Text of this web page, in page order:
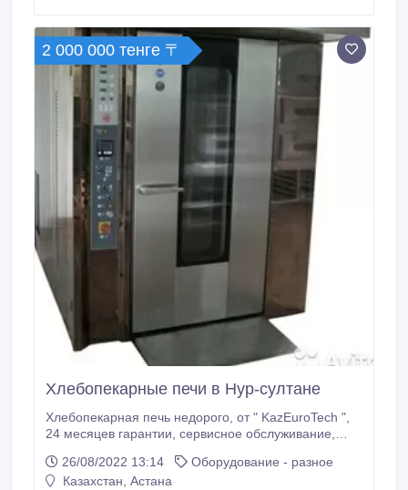
2 000 000 тенге 〒
Хлебопекарные печи в Нур-султане
Хлебопекарная печь недорого, от " KazEuroTeсh ",
24 месяцев гарантии, сервисное обслуживание,
Казахстана. В нашем ассортименте представлены
хлебопекарные печи с загрузкой на 60, 96, 160, 240
26/08/2022 13:14
Оборудование - разное
Казахстан, Астана